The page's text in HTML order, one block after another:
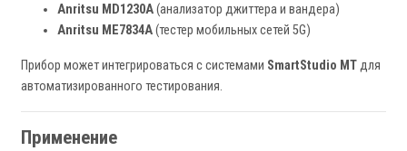
Anritsu MD1230A(анализатор джиттера и вандера)
Anritsu ME7834A(тестер мобильных сетей 5G)
Прибор может интегрироваться с системами SmartStudio MTдля
автоматизированного тестирования.
Применение